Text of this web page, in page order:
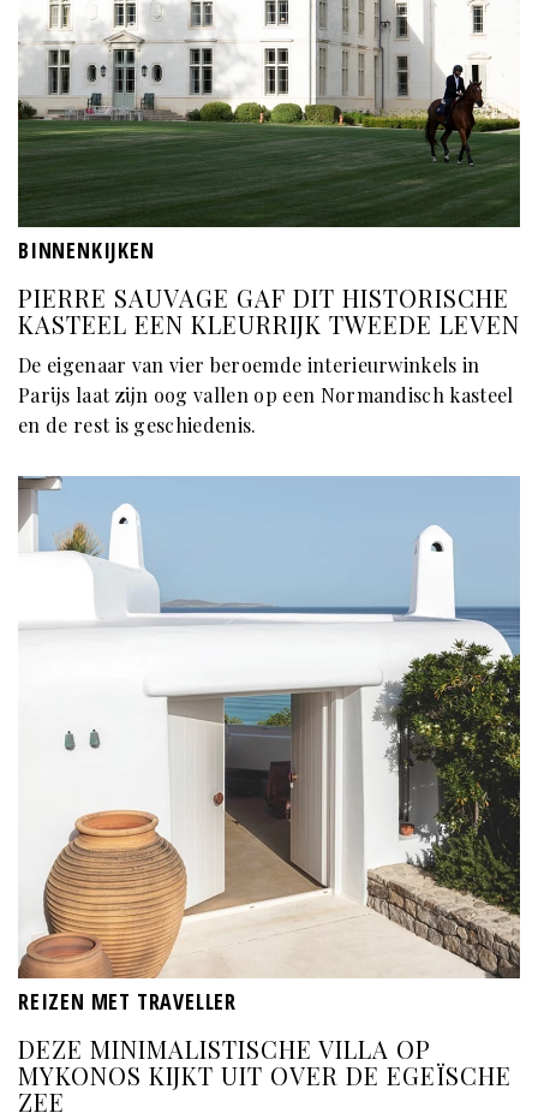
BINNENKIJKEN
PIERRE SAUVAGE GAF DIT HISTORISCHE
KASTEEL EEN KLEURRIJK TWEEDE LEVEN
De eigenaar van vier beroemde interieurwinkels in
Parijs laat zijn oog vallen op een Normandisch kasteel
en de rest is geschiedenis.
REIZEN MET TRAVELLER
DEZE MINIMALISTISCHE VILLA OP
MYKONOS KIJKT UIT OVER DE EGEÏSCHE
ZEE